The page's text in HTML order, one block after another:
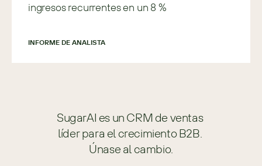
ingresos recurrentes en un 8 %
INFORME DE ANALISTA
SugarAI es un CRM de ventas
líder para el crecimiento B2B.
Únase al cambio.